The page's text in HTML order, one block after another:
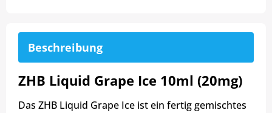
Beschreibung
ZHB Liquid Grape Ice 10ml (20mg)
Das ZHB Liquid Grape Ice ist ein fertig gemischtes